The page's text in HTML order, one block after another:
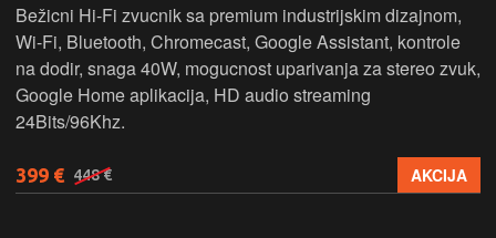
Bežicni Hi-Fi zvucnik sa premium industrijskim dizajnom,
Wi-Fi, Bluetooth, Chromecast, Google Assistant, kontrole
na dodir, snaga 40W, mogucnost uparivanja za stereo zvuk,
Google Home aplikacija, HD audio streaming
24Bits/96Khz.
399 € 448 € AKCIJA